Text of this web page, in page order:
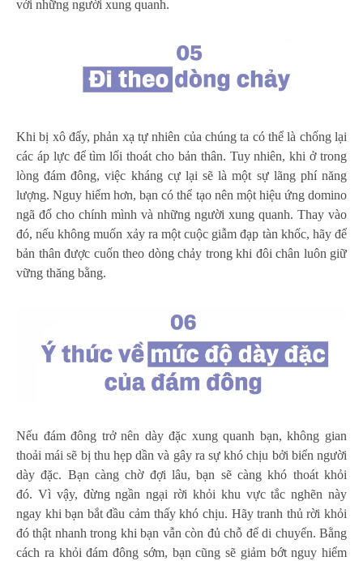
với những người xung quanh.
Khi bị xô đẩy, phản xạ tự nhiên của chúng ta có thể là chống lại
các áp lực để tìm lối thoát cho bản thân. Tuy nhiên, khi ở trong
lòng đám đông, việc kháng cự lại sẽ là một sự lãng phí năng
lượng. Nguy hiểm hơn, bạn có thể tạo nên một hiệu ứng domino
ngã đổ cho chính mình và những người xung quanh. Thay vào
đó, nếu không muốn xảy ra một cuộc giẫm đạp tàn khốc, hãy để
bản thân được cuốn theo dòng chảy trong khi đôi chân luôn giữ
vững thăng bằng.
Nếu đám đông trở nên dày đặc xung quanh bạn, không gian
thoải mái sẽ bị thu hẹp dần và gây ra sự khó chịu bởi biển người
dày đặc. Bạn càng chờ đợi lâu, bạn sẽ càng khó thoát khỏi
đó. Vì vậy, đừng ngần ngại rời khỏi khu vực tắc nghẽn này
ngay khi bạn bắt đầu cảm thấy khó chịu. Hãy tranh thủ rời khỏi
đó thật nhanh trong khi bạn vẫn còn đủ chỗ để di chuyển. Bằng
cách ra khỏi đám đông sớm, bạn cũng sẽ giảm bớt nguy hiểm